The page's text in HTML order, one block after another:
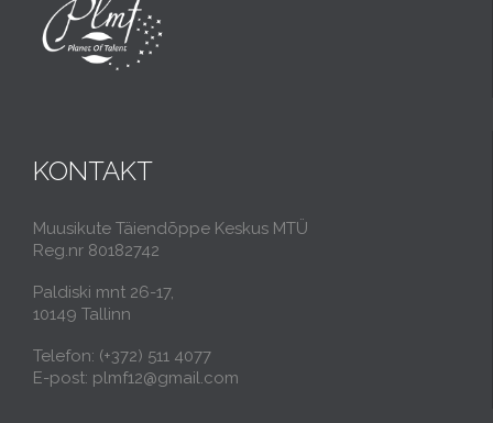
KONTAKT
Muusikute Täiendõppe Keskus MTÜ
Reg.nr 80182742
Paldiski mnt 26-17,
10149 Tallinn
Telefon: (+372) 511 4077
E-post: plmf12@gmail.com